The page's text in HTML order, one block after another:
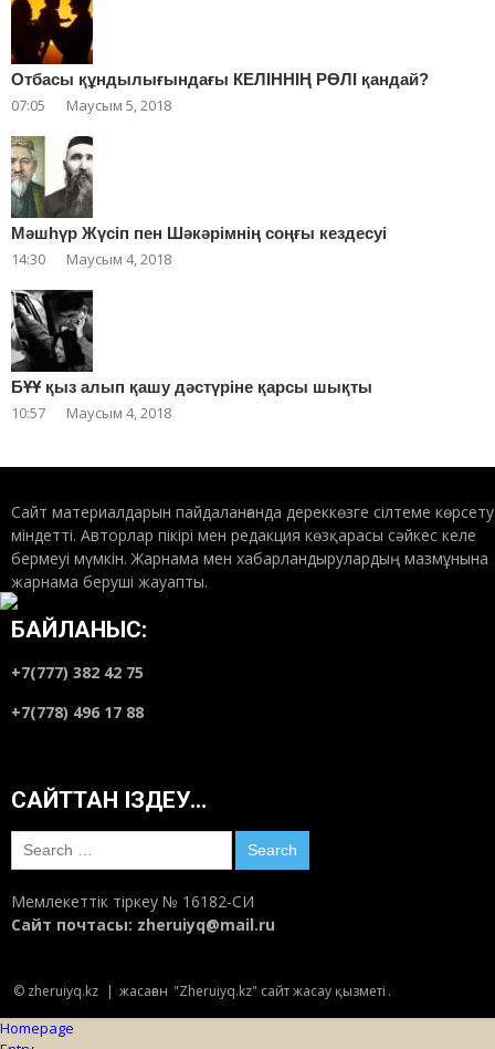
Отбасы құндылығындағы КЕЛІННІҢ РӨЛІ қандай?
07:05 Маусым 5, 2018
Мәшһүр Жүсіп пен Шәкәрімнің соңғы кездесуі
14:30 Маусым 4, 2018
БҰҰ қыз алып қашу дәстүріне қарсы шықты
10:57 Маусым 4, 2018
Сайт материалдарын пайдаланғанда дереккөзге сілтеме көрсету
міндетті. Авторлар пікірі мен редакция көзқарасы сәйкес келе
бермеуі мүмкін. Жарнама мен хабарландырулардың мазмұнына
жарнама беруші жауапты.
БАЙЛАНЫС:
+7(777) 382 42 75
+7(778) 496 17 88
САЙТТАН ІЗДЕУ…
Search
for:
Мемлекеттік тіркеу № 16182-СИ
Сайт почтасы: zheruiyq@mail.ru
© zheruiyq.kz | жасаған "Zheruiyq.kz" сайт жасау қызметі .
Homepage